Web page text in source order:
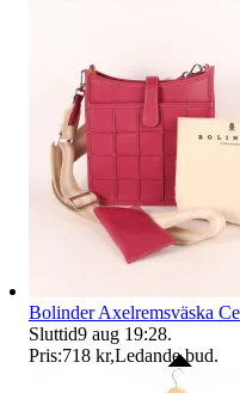
Ersättning om varan
Bolinder Axelremsväska
Sluttid9 aug 19:28.
Pris:718 kr,Ledande bud.